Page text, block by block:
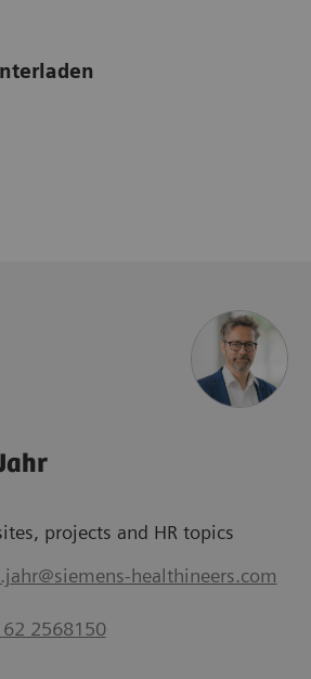
projects and HR topics
@siemens-healthineers.com
2568150